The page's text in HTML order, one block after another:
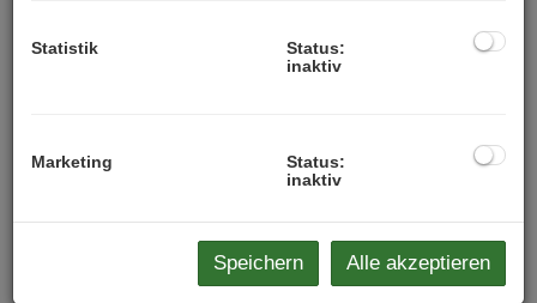
schaffen zusätzliche Lebensqualität und erweitern den
Wohnraum ins Freie.
Energiekonzept mit Luftwärmepumpe, Fernwärme,
Photovoltaikanlage sowie Heizung und Kühlung mittels
Bauteilaktivierung sorgt für angenehmes Raumklima zu
jeder Jahreszeit und bietet gleichzeitig zukunftssichere
Statistik
Status:
inaktiv
Marketing
Status:
inaktiv
Speichern Alle akzeptieren